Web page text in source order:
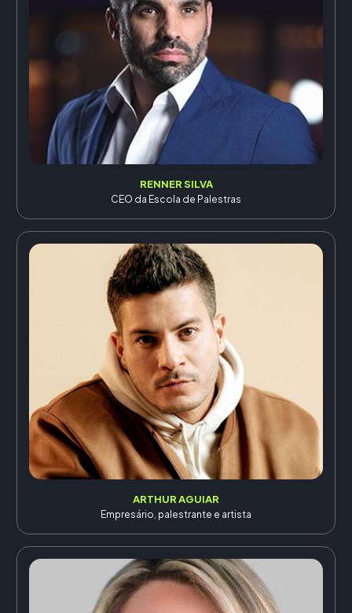
RENNER SILVA
CEO da Escola de Palestras
ARTHUR AGUIAR
Empresário, palestrante e artista